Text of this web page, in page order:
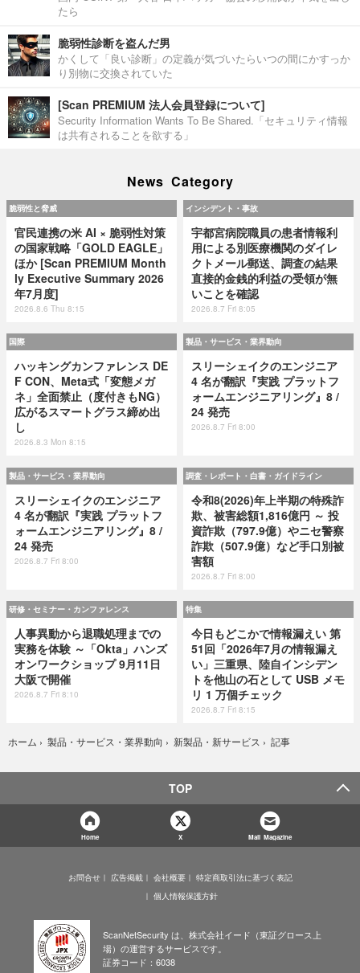
たら
脆弱性診断を盗んだ男
かくして「良い診断」の定義が気づいたらいつの間にかすっか
り別物に交換されていた
[Scan PREMIUM 法人会員登録について]
Security Information Wants To Be Shared.「セキュリティ情報
は共有されることを欲する」
News Category
脆弱性と脅威
官民連携の米 AI × 脆弱性対策
の国家戦略「GOLD EAGLE」
ほか [Scan PREMIUM Month
ly Executive Summary 2026
年7月度]
2026.8.6 Thu 8:15
インシデント・事故
宇都宮病院職員の患者情報利
用による別医療機関のダイレ
クトメール郵送、調査の結果
直接的金銭的利益の受領が無
いことを確認
2026.8.7 Fri 8:05
国際
ハッキングカンファレンス DE
F CON、Meta式「変態メガ
ネ」全面禁止（度付きもNG）
広がるスマートグラス締め出
し
2026.8.3 Mon 8:15
製品・サービス・業界動向
スリーシェイクのエンジニア
4 名が翻訳『実践 プラットフ
ォームエンジニアリング』8 /
24 発売
2026.8.7 Fri 8:00
製品・サービス・業界動向
スリーシェイクのエンジニア
4 名が翻訳『実践 プラットフ
ォームエンジニアリング』8 /
24 発売
2026.8.7 Fri 8:00
調査・レポート・白書・ガイドライン
令和8(2026)年上半期の特殊詐
欺、被害総額1,816億円 ～ 投
資詐欺（797.9億）やニセ警察
詐欺（507.9億）など手口別被
害額
2026.8.7 Fri 8:00
研修・セミナー・カンファレンス
人事異動から退職処理までの
実務を体験 ～「Okta」ハンズ
オンワークショップ 9月11日
大阪で開催
2026.8.7 Fri 8:10
特集
今日もどこかで情報漏えい 第
51回「2026年7月の情報漏え
い」三重県、陸自インシデン
トを他山の石として USB メモ
リ 1 万個チェック
2026.8.7 Fri 8:15
ホーム › 製品・サービス・業界動向 › 新製品・新サービス › 記事
TOP
Home X Mail Magazine
お問合せ 広告掲載 会社概要
特定商取引法に基づく表記
個人情報保護方針
ScanNetSecurity は、株式会社イード（東証グロース上
場）の運営するサービスです。
証券コード：6038